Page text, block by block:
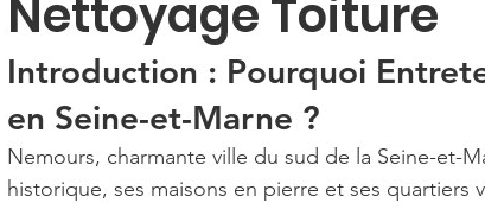
Nettoyage Toiture
Introduction : Pourquoi
en Seine-et-Marne ?
Nemours, charmante ville du sud de la Seine-et-
historique, ses maisons en pierre et ses quartiers